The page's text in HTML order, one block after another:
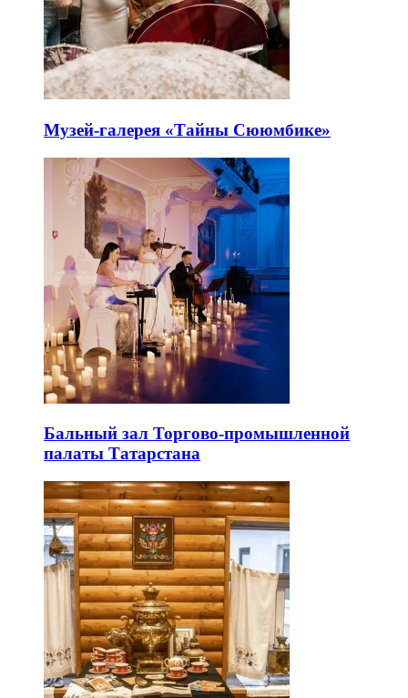
Музей-галерея «Тайны Сююмбике»
Бальный зал Торгово-промышленной
палаты Татарстана